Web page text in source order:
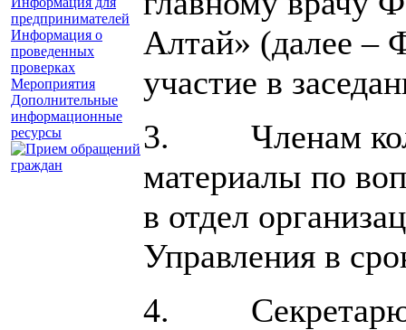
предпринимателей
Информация о
проведенных
проверках
Мероприятия
Дополнительные
информационные
ресурсы
Алтай» (далее –
участие в
3. Членам
материалы по
в отдел
Управления в
4. Секретарю